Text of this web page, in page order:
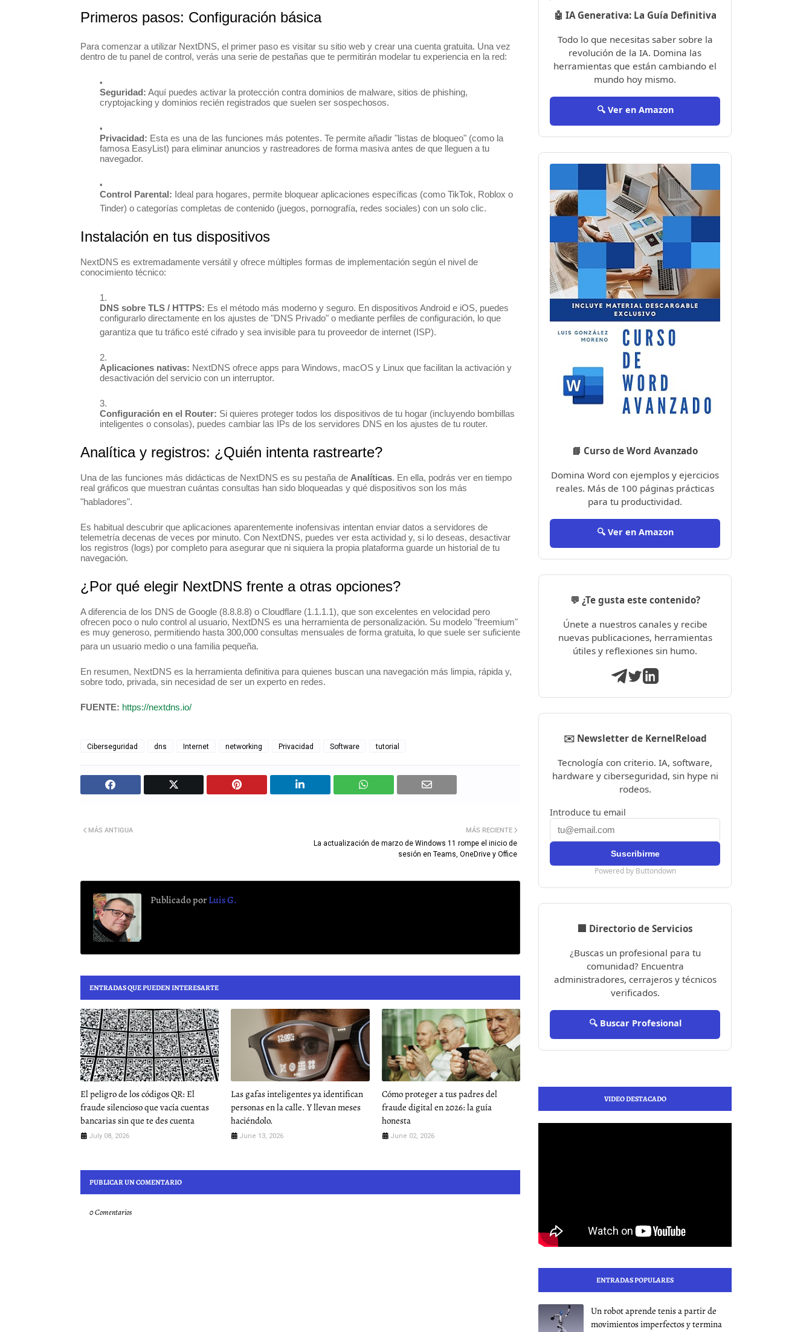
Primeros pasos: Configuración básica
Para comenzar a utilizar NextDNS, el primer paso es visitar su sitio web y crear una cuenta gratuita. Una vez
dentro de tu panel de control, verás una serie de pestañas que te permitirán modelar tu experiencia en la red:
Seguridad: Aquí puedes activar la protección contra dominios de malware, sitios de phishing,
cryptojacking y dominios recién registrados que suelen ser sospechosos.
Privacidad: Esta es una de las funciones más potentes. Te permite añadir "listas de bloqueo" (como la
famosa EasyList) para eliminar anuncios y rastreadores de forma masiva antes de que lleguen a tu
navegador.
Control Parental: Ideal para hogares, permite bloquear aplicaciones específicas (como TikTok, Roblox o
Tinder) o categorías completas de contenido (juegos, pornografía, redes sociales) con un solo clic.
Instalación en tus dispositivos
NextDNS es extremadamente versátil y ofrece múltiples formas de implementación según el nivel de
conocimiento técnico:
DNS sobre TLS / HTTPS: Es el método más moderno y seguro. En dispositivos Android e iOS, puedes
configurarlo directamente en los ajustes de "DNS Privado" o mediante perfiles de configuración, lo que
garantiza que tu tráfico esté cifrado y sea invisible para tu proveedor de internet (ISP).
Aplicaciones nativas: NextDNS ofrece apps para Windows, macOS y Linux que facilitan la activación y
desactivación del servicio con un interruptor.
Configuración en el Router: Si quieres proteger todos los dispositivos de tu hogar (incluyendo bombillas
inteligentes o consolas), puedes cambiar las IPs de los servidores DNS en los ajustes de tu router.
Analítica y registros: ¿Quién intenta rastrearte?
Una de las funciones más didácticas de NextDNS es su pestaña de Analíticas. En ella, podrás ver en tiempo
real gráficos que muestran cuántas consultas han sido bloqueadas y qué dispositivos son los más
"habladores".
Es habitual descubrir que aplicaciones aparentemente inofensivas intentan enviar datos a servidores de
telemetría decenas de veces por minuto. Con NextDNS, puedes ver esta actividad y, si lo deseas, desactivar
los registros (logs) por completo para asegurar que ni siquiera la propia plataforma guarde un historial de tu
navegación.
¿Por qué elegir NextDNS frente a otras opciones?
A diferencia de los DNS de Google (8.8.8.8) o Cloudflare (1.1.1.1), que son excelentes en velocidad pero
ofrecen poco o nulo control al usuario, NextDNS es una herramienta de personalización. Su modelo "freemium"
es muy generoso, permitiendo hasta 300,000 consultas mensuales de forma gratuita, lo que suele ser suficiente
para un usuario medio o una familia pequeña.
En resumen, NextDNS es la herramienta definitiva para quienes buscan una navegación más limpia, rápida y,
sobre todo, privada, sin necesidad de ser un experto en redes.
FUENTE: https://nextdns.io/
Ciberseguridad dns Internet networking Privacidad Software tutorial
MÁS RECIENTE
La actualización de marzo de Windows 11 rompe el inicio de
sesión en Teams, OneDrive y Office
MÁS ANTIGUA
Publicado porLuis G.
ENTRADAS QUE PUEDEN INTERESARTE
El peligro de los códigos QR: El
fraude silencioso que vacía cuentas
bancarias sin que te des cuenta
July 08, 2026
Las gafas inteligentes ya identifican
personas en la calle. Y llevan meses
haciéndolo.
June 13, 2026
Cómo proteger a tus padres del
fraude digital en 2026: la guía
honesta
June 02, 2026
PUBLICAR UN COMENTARIO
0 Comentarios
🤖 IA Generativa: La Guía Definitiva
Todo lo que necesitas saber sobre la
revolución de la IA. Domina las
herramientas que están cambiando el
mundo hoy mismo.
🔍 Ver en Amazon
📘 Curso de Word Avanzado
Domina Word con ejemplos y ejercicios
reales. Más de 100 páginas prácticas
para tu productividad.
🔍 Ver en Amazon
💬 ¿Te gusta este contenido?
Únete a nuestros canales y recibe
nuevas publicaciones, herramientas
útiles y reflexiones sin humo.
✉️ Newsletter de KernelReload
Tecnología con criterio. IA, software,
hardware y ciberseguridad, sin hype ni
rodeos.
Introduce tu email
Powered by Buttondown
🏢 Directorio de Servicios
¿Buscas un profesional para tu
comunidad? Encuentra
administradores, cerrajeros y técnicos
verificados.
🔍 Buscar Profesional
VIDEO DESTACADO
ENTRADAS POPULARES
Un robot aprende tenis a partir de
movimientos imperfectos y termina